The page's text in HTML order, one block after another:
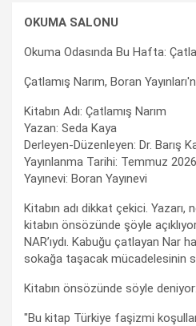
OKUMA SALONU
Okuma Odasında Bu Hafta:
Çatlamış Narım, Boran
Kitabın Adı: Çatlamış Narım
Yazan: Seda Kaya
Derleyen-Düzenleyen: Dr. Barış
Yayınlanma Tarihi: Temmuz 2026
Yayınevi: Boran Yayınevi
Kitabın adı dikkat çekici. Yazarı,
kitabın önsözünde şöyle
NAR’ıydı. Kabuğu çatlayan Nar
sokağa taşacak mücadelesinin
Kitabın önsözünde söyle deniyor:
"Bu kitap Türkiye faşizmi